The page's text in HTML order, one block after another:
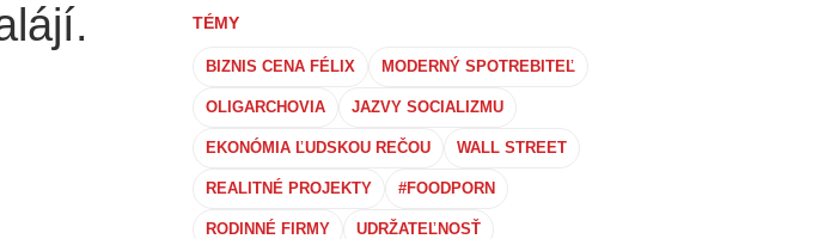
TÉMY
BIZNIS CENA FÉLIX MODERNÝ SPOTREBITEĽ
OLIGARCHOVIA JAZVY SOCIALIZMU
EKONÓMIA ĽUDSKOU REČOU WALL STREET
REALITNÉ PROJEKTY #FOODPORN
RODINNÉ FIRMY UDRŽATEĽNOSŤ